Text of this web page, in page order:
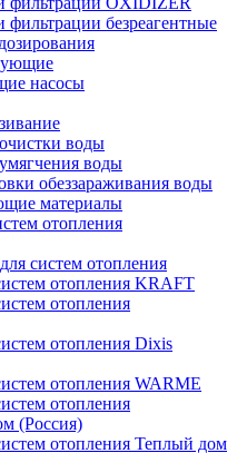
фильтрации безреагентные
насосы
воды
воды
обеззараживания воды
материалы
отопления
систем отопления
отопления KRAFT
отопления
отопления Dixis
отопления WARME
отопления
(Россия)
отопления Теплый дом